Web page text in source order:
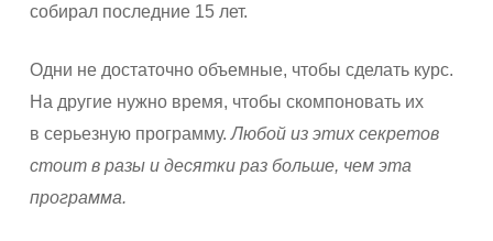
собирал последние 15 лет.
Одни не достаточно объемные, чтобы сделать курс.
На другие нужно время, чтобы скомпоновать их
в серьезную программу.Любой из этих секретов
стоит в разы и десятки раз больше, чем эта
программа.